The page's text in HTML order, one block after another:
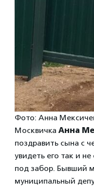
Фото: Анна
Москвичка Анна
поздравить сына с
увидеть его так и
под забор. Бывший
муниципальный